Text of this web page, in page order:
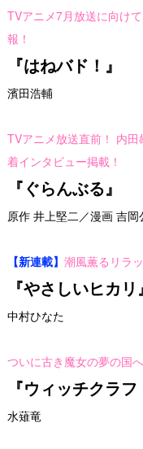
TVアニメ7月放送に向け
報！
『はねバド！』
濱田浩輔
TVアニメ放送直前！ 内
着インタビュー掲載！
『ぐらんぶる』
原作 井上堅二／漫画 吉岡
【新連載】 潮風薫るリラ
『やさしいヒカリ
中村ひなた
ついに古き魔女の夢の国
『ウィッチクラフ
水薙竜